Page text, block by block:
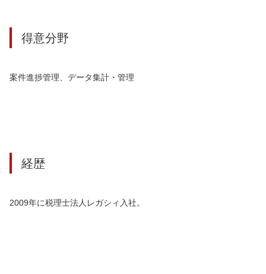
得意分野
案件進捗管理、データ集計・管理
経歴
2009年に税理士法人レガシィ入社。